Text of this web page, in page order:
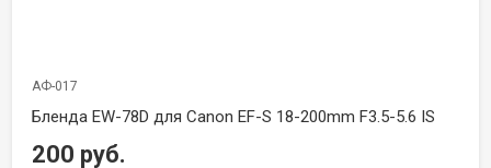
АФ-017
Бленда EW-78D для Canon EF-S 18-200mm F3.5-5.6 IS
200 руб.